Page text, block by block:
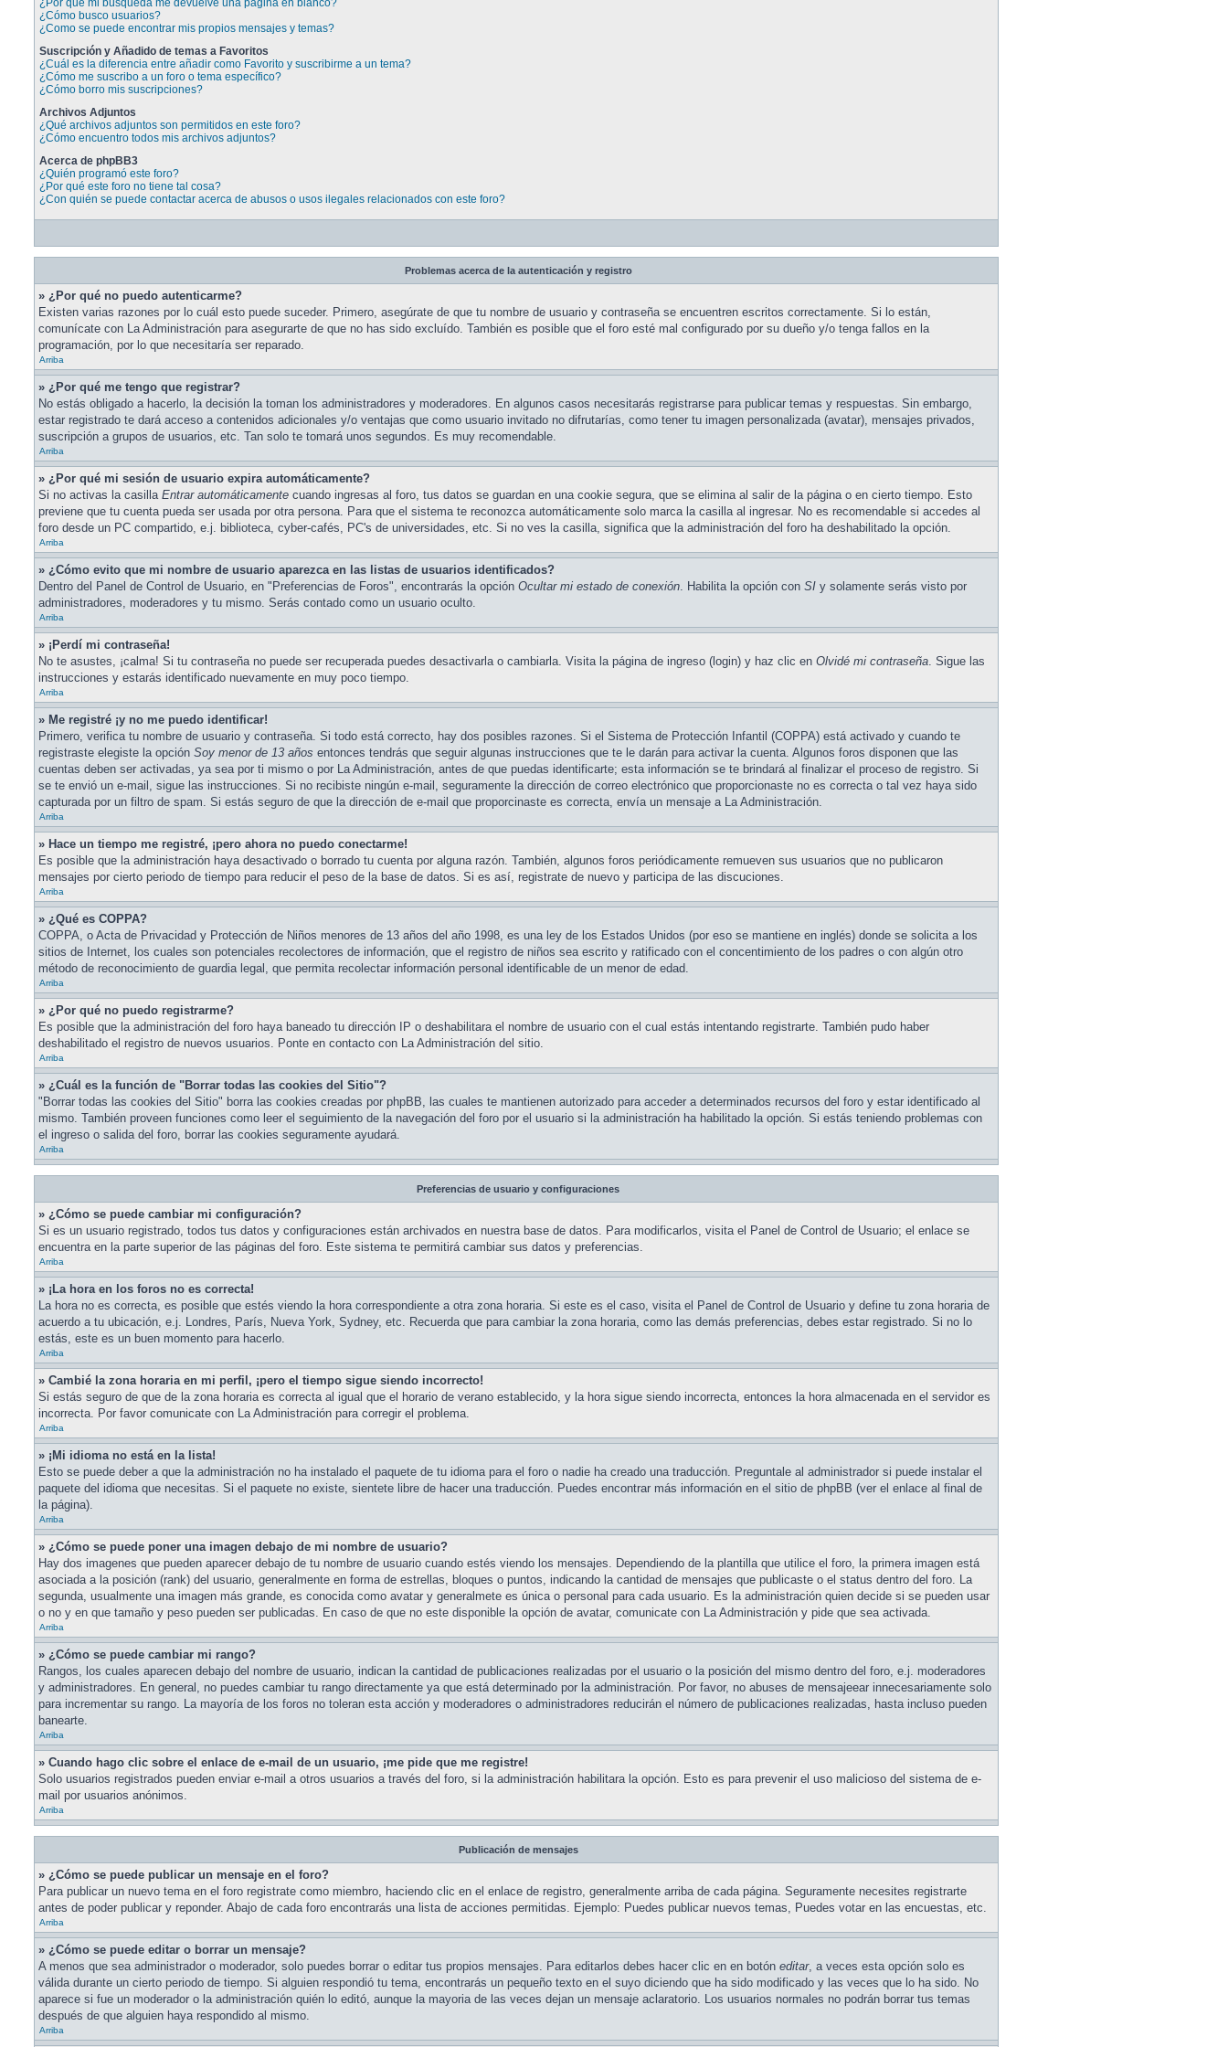
¿Por qué mi búsqueda me devuelve una página en blanco?
¿Cómo busco usuarios?
¿Como se puede encontrar mis propios mensajes y temas?
Suscripción y Añadido de temas a Favoritos
¿Cuál es la diferencia entre añadir como Favorito y suscribirme a un tema?
¿Cómo me suscribo a un foro o tema específico?
¿Cómo borro mis suscripciones?
Archivos Adjuntos
¿Qué archivos adjuntos son permitidos en este foro?
¿Cómo encuentro todos mis archivos adjuntos?
Acerca de phpBB3
¿Quién programó este foro?
¿Por qué este foro no tiene tal cosa?
¿Con quién se puede contactar acerca de abusos o usos ilegales relacionados con este foro?
Problemas acerca de la autenticación y registro
» ¿Por qué no puedo autenticarme?
Existen varias razones por lo cuál esto puede suceder. Primero, asegúrate de que tu nombre de usuario y contraseña se encuentren escritos correctamente. Si lo están,
comunícate con La Administración para asegurarte de que no has sido excluído. También es posible que el foro esté mal configurado por su dueño y/o tenga fallos en la
programación, por lo que necesitaría ser reparado.
Arriba
» ¿Por qué me tengo que registrar?
No estás obligado a hacerlo, la decisión la toman los administradores y moderadores. En algunos casos necesitarás registrarse para publicar temas y respuestas. Sin embargo,
estar registrado te dará acceso a contenidos adicionales y/o ventajas que como usuario invitado no difrutarías, como tener tu imagen personalizada (avatar), mensajes privados,
suscripción a grupos de usuarios, etc. Tan solo te tomará unos segundos. Es muy recomendable.
Arriba
» ¿Por qué mi sesión de usuario expira automáticamente?
Si no activas la casilla Entrar automáticamente cuando ingresas al foro, tus datos se guardan en una cookie segura, que se elimina al salir de la página o en cierto tiempo. Esto
previene que tu cuenta pueda ser usada por otra persona. Para que el sistema te reconozca automáticamente solo marca la casilla al ingresar. No es recomendable si accedes al
foro desde un PC compartido, e.j. biblioteca, cyber-cafés, PC's de universidades, etc. Si no ves la casilla, significa que la administración del foro ha deshabilitado la opción.
Arriba
» ¿Cómo evito que mi nombre de usuario aparezca en las listas de usuarios identificados?
Dentro del Panel de Control de Usuario, en "Preferencias de Foros", encontrarás la opción Ocultar mi estado de conexión. Habilita la opción con SI y solamente serás visto por
administradores, moderadores y tu mismo. Serás contado como un usuario oculto.
Arriba
» ¡Perdí mi contraseña!
No te asustes, ¡calma! Si tu contraseña no puede ser recuperada puedes desactivarla o cambiarla. Visita la página de ingreso (login) y haz clic en Olvidé mi contraseña. Sigue las
instrucciones y estarás identificado nuevamente en muy poco tiempo.
Arriba
» Me registré ¡y no me puedo identificar!
Primero, verifica tu nombre de usuario y contraseña. Si todo está correcto, hay dos posibles razones. Si el Sistema de Protección Infantil (COPPA) está activado y cuando te
registraste elegiste la opción Soy menor de 13 años entonces tendrás que seguir algunas instrucciones que te le darán para activar la cuenta. Algunos foros disponen que las
cuentas deben ser activadas, ya sea por ti mismo o por La Administración, antes de que puedas identificarte; esta información se te brindará al finalizar el proceso de registro. Si
se te envió un e-mail, sigue las instrucciones. Si no recibiste ningún e-mail, seguramente la dirección de correo electrónico que proporcionaste no es correcta o tal vez haya sido
capturada por un filtro de spam. Si estás seguro de que la dirección de e-mail que proporcinaste es correcta, envía un mensaje a La Administración.
Arriba
» Hace un tiempo me registré, ¡pero ahora no puedo conectarme!
Es posible que la administración haya desactivado o borrado tu cuenta por alguna razón. También, algunos foros periódicamente remueven sus usuarios que no publicaron
mensajes por cierto periodo de tiempo para reducir el peso de la base de datos. Si es así, registrate de nuevo y participa de las discuciones.
Arriba
» ¿Qué es COPPA?
COPPA, o Acta de Privacidad y Protección de Niños menores de 13 años del año 1998, es una ley de los Estados Unidos (por eso se mantiene en inglés) donde se solicita a los
sitios de Internet, los cuales son potenciales recolectores de información, que el registro de niños sea escrito y ratificado con el concentimiento de los padres o con algún otro
método de reconocimiento de guardia legal, que permita recolectar información personal identificable de un menor de edad.
Arriba
» ¿Por qué no puedo registrarme?
Es posible que la administración del foro haya baneado tu dirección IP o deshabilitara el nombre de usuario con el cual estás intentando registrarte. También pudo haber
deshabilitado el registro de nuevos usuarios. Ponte en contacto con La Administración del sitio.
Arriba
» ¿Cuál es la función de "Borrar todas las cookies del Sitio"?
"Borrar todas las cookies del Sitio" borra las cookies creadas por phpBB, las cuales te mantienen autorizado para acceder a determinados recursos del foro y estar identificado al
mismo. También proveen funciones como leer el seguimiento de la navegación del foro por el usuario si la administración ha habilitado la opción. Si estás teniendo problemas con
el ingreso o salida del foro, borrar las cookies seguramente ayudará.
Arriba
Preferencias de usuario y configuraciones
» ¿Cómo se puede cambiar mi configuración?
Si es un usuario registrado, todos tus datos y configuraciones están archivados en nuestra base de datos. Para modificarlos, visita el Panel de Control de Usuario; el enlace se
encuentra en la parte superior de las páginas del foro. Este sistema te permitirá cambiar sus datos y preferencias.
Arriba
» ¡La hora en los foros no es correcta!
La hora no es correcta, es posible que estés viendo la hora correspondiente a otra zona horaria. Si este es el caso, visita el Panel de Control de Usuario y define tu zona horaria de
acuerdo a tu ubicación, e.j. Londres, París, Nueva York, Sydney, etc. Recuerda que para cambiar la zona horaria, como las demás preferencias, debes estar registrado. Si no lo
estás, este es un buen momento para hacerlo.
Arriba
» Cambié la zona horaria en mi perfil, ¡pero el tiempo sigue siendo incorrecto!
Si estás seguro de que de la zona horaria es correcta al igual que el horario de verano establecido, y la hora sigue siendo incorrecta, entonces la hora almacenada en el servidor es
incorrecta. Por favor comunicate con La Administración para corregir el problema.
Arriba
» ¡Mi idioma no está en la lista!
Esto se puede deber a que la administración no ha instalado el paquete de tu idioma para el foro o nadie ha creado una traducción. Preguntale al administrador si puede instalar el
paquete del idioma que necesitas. Si el paquete no existe, sientete libre de hacer una traducción. Puedes encontrar más información en el sitio de phpBB (ver el enlace al final de
la página).
Arriba
» ¿Cómo se puede poner una imagen debajo de mi nombre de usuario?
Hay dos imagenes que pueden aparecer debajo de tu nombre de usuario cuando estés viendo los mensajes. Dependiendo de la plantilla que utilice el foro, la primera imagen está
asociada a la posición (rank) del usuario, generalmente en forma de estrellas, bloques o puntos, indicando la cantidad de mensajes que publicaste o el status dentro del foro. La
segunda, usualmente una imagen más grande, es conocida como avatar y generalmete es única o personal para cada usuario. Es la administración quien decide si se pueden usar
o no y en que tamaño y peso pueden ser publicadas. En caso de que no este disponible la opción de avatar, comunicate con La Administración y pide que sea activada.
Arriba
» ¿Cómo se puede cambiar mi rango?
Rangos, los cuales aparecen debajo del nombre de usuario, indican la cantidad de publicaciones realizadas por el usuario o la posición del mismo dentro del foro, e.j. moderadores
y administradores. En general, no puedes cambiar tu rango directamente ya que está determinado por la administración. Por favor, no abuses de mensajeear innecesariamente solo
para incrementar su rango. La mayoría de los foros no toleran esta acción y moderadores o administradores reducirán el número de publicaciones realizadas, hasta incluso pueden
banearte.
Arriba
» Cuando hago clic sobre el enlace de e-mail de un usuario, ¡me pide que me registre!
Solo usuarios registrados pueden enviar e-mail a otros usuarios a través del foro, si la administración habilitara la opción. Esto es para prevenir el uso malicioso del sistema de e-
mail por usuarios anónimos.
Arriba
Publicación de mensajes
» ¿Cómo se puede publicar un mensaje en el foro?
Para publicar un nuevo tema en el foro registrate como miembro, haciendo clic en el enlace de registro, generalmente arriba de cada página. Seguramente necesites registrarte
antes de poder publicar y reponder. Abajo de cada foro encontrarás una lista de acciones permitidas. Ejemplo: Puedes publicar nuevos temas, Puedes votar en las encuestas, etc.
Arriba
» ¿Cómo se puede editar o borrar un mensaje?
A menos que sea administrador o moderador, solo puedes borrar o editar tus propios mensajes. Para editarlos debes hacer clic en en botón editar, a veces esta opción solo es
válida durante un cierto periodo de tiempo. Si alguien respondió tu tema, encontrarás un pequeño texto en el suyo diciendo que ha sido modificado y las veces que lo ha sido. No
aparece si fue un moderador o la administración quién lo editó, aunque la mayoria de las veces dejan un mensaje aclaratorio. Los usuarios normales no podrán borrar tus temas
después de que alguien haya respondido al mismo.
Arriba